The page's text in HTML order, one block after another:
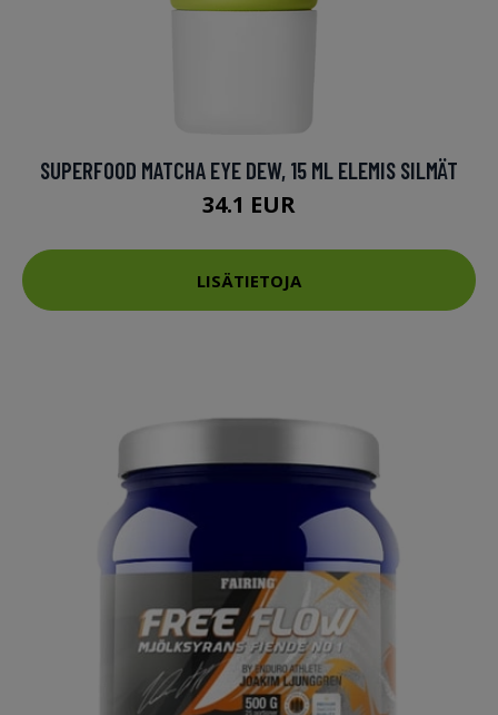
SUPERFOOD MATCHA EYE DEW, 15 ML ELEMIS SILMÄT
34.1 EUR
LISÄTIETOJA